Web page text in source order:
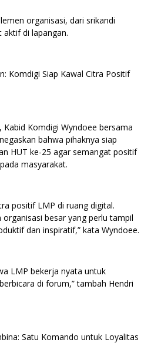
organisasi, dari srikandi
di lapangan.
Komdigi Siap Kawal Citra Positif
Komdigi Wyndoee bersama
bahwa pihaknya siap
HUT ke-25 agar semangat positif
masyarakat.
positif LMP di ruang digital.
besar yang perlu tampil
dan inspiratif,” kata Wyndoee.
LMP bekerja nyata untuk
di forum,” tambah Hendri
Satu Komando untuk Loyalitas